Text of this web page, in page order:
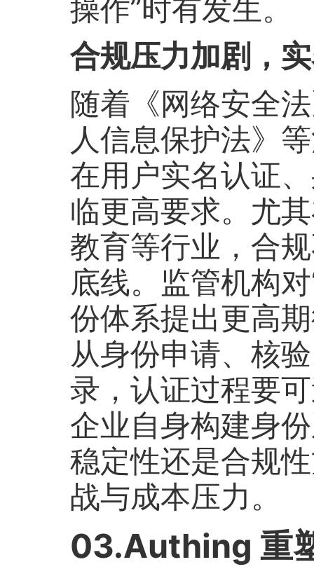
操作”时有发生。
合规压力加剧，
随着《网络安全
人信息保护法》
在用户实名认证
临更高要求。尤
教育等行业，合
底线。监管机构
份体系提出更高
从身份申请、核
录，认证过程要
企业自身构建身
稳定性还是合规
战与成本压力。
03.Authing 重